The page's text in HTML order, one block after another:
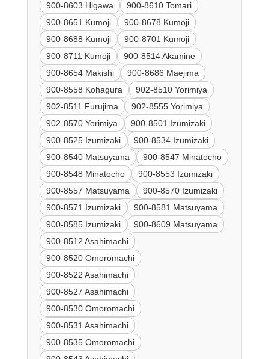
900-8603 Higawa
900-8610 Tomari
900-8651 Kumoji
900-8678 Kumoji
900-8688 Kumoji
900-8701 Kumoji
900-8711 Kumoji
900-8514 Akamine
900-8654 Makishi
900-8686 Maejima
900-8558 Kohagura
902-8510 Yorimiya
902-8511 Furujima
902-8555 Yorimiya
902-8570 Yorimiya
900-8501 Izumizaki
900-8525 Izumizaki
900-8534 Izumizaki
900-8540 Matsuyama
900-8547 Minatocho
900-8548 Minatocho
900-8553 Izumizaki
900-8557 Matsuyama
900-8570 Izumizaki
900-8571 Izumizaki
900-8581 Matsuyama
900-8585 Izumizaki
900-8609 Matsuyama
900-8512 Asahimachi
900-8520 Omoromachi
900-8522 Asahimachi
900-8527 Asahimachi
900-8530 Omoromachi
900-8531 Asahimachi
900-8535 Omoromachi